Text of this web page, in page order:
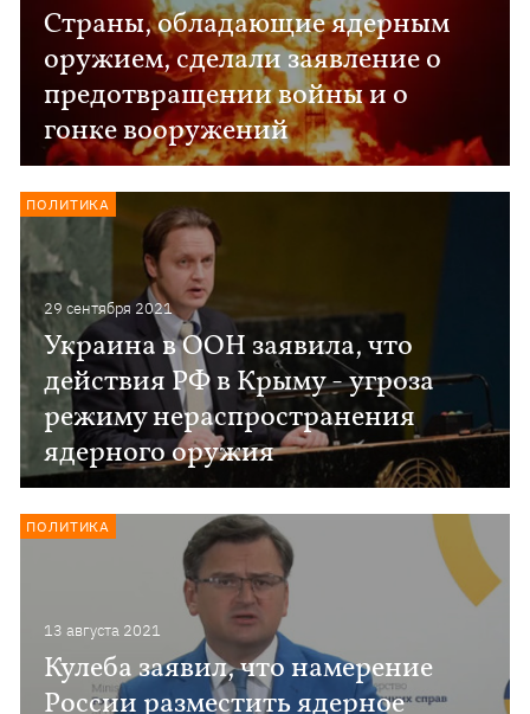
Страны, обладающие ядерным
оружием, сделали заявление о
предотвращении войны и о
гонке вооружений
29 сентября 2021
Украина в ООН заявила, что
действия РФ в Крыму - угроза
режиму нераспространения
ядерного оружия
ПОЛИТИКА
13 августа 2021
Кулеба заявил, что намерение
России разместить ядерное
ПОЛИТИКА